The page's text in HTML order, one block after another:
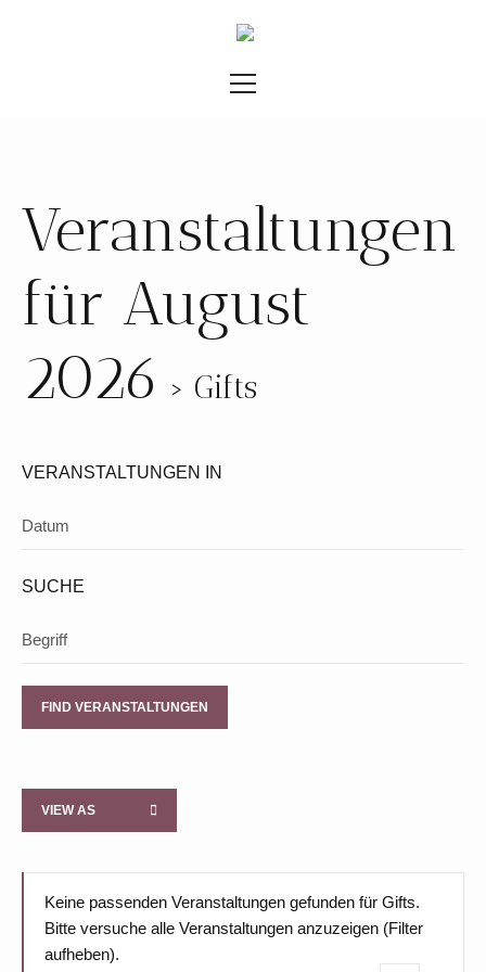
Veranstaltungen
für August
2026 › Gifts
VERANSTALTUNGEN IN
SUCHE
Event
Views
Navigation
VIEW AS
Keine passenden Veranstaltungen gefunden für Gifts.
Bitte versuche alle Veranstaltungen anzuzeigen (Filter
aufheben).